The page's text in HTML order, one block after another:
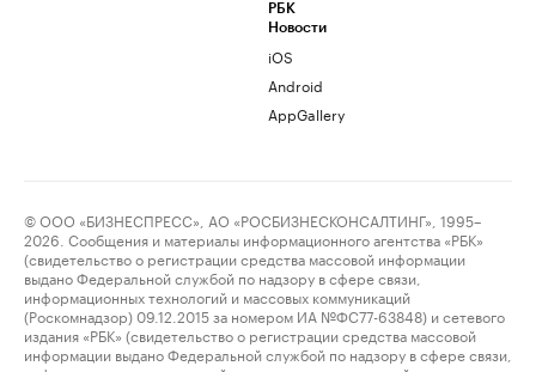
РБК
Новости
iOS
Android
AppGallery
© ООО «БИЗНЕСПРЕСС», АО «РОСБИЗНЕСКОНСАЛТИНГ», 1995–
2026. Сообщения и материалы информационного агентства «РБК»
(свидетельство о регистрации средства массовой информации
выдано Федеральной службой по надзору в сфере связи,
информационных технологий и массовых коммуникаций
(Роскомнадзор) 09.12.2015 за номером ИА №ФС77-63848) и сетевого
издания «РБК» (свидетельство о регистрации средства массовой
информации выдано Федеральной службой по надзору в сфере связи,